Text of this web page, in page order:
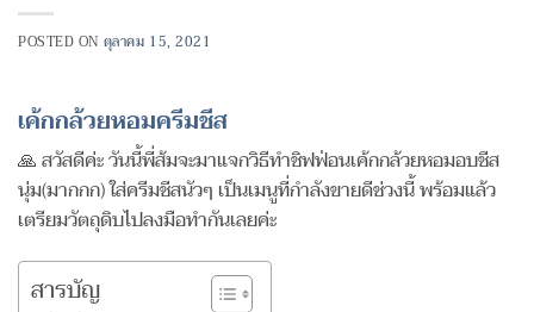
POSTED ON ตุลาคม 15, 2021
เค้กกล้วยหอมครีมชีส
🙏 สวัสดีค่ะ วันนี้พี่ส้มจะมาแจกวิธีทำชิฟฟ่อนเค้กกล้วยหอมอบชีส
นุ่ม(มากกก) ใส่ครีมชีสนัวๆ เป็นเมนูที่กำลังขายดีช่วงนี้ พร้อมแล้ว
เตรียมวัตถุดิบไปลงมือทำกันเลยค่ะ
สารบัญ